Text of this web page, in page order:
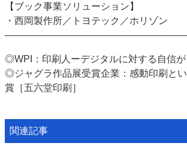
【ブック事業ソリューション】
・西岡製作所／トヨテック／ホリゾン
◎WPI：印刷人ーデジタルに対する自信が
◎ジャグラ作品展受賞企業：感動印刷と
賞［五六堂印刷］
関連記事